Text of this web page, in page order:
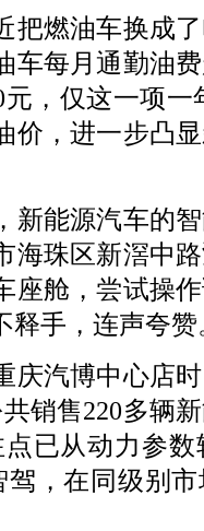
燃油车换成了
车每月通勤油
，仅这一项一
价，进一步凸
能源汽车的智
海珠区新滘中
座舱，尝试操
释手，连声夸赞
汽博中心店时
销售220多辆
已从动力参
驾，在同级别